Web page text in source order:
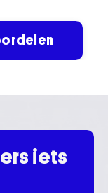
iets